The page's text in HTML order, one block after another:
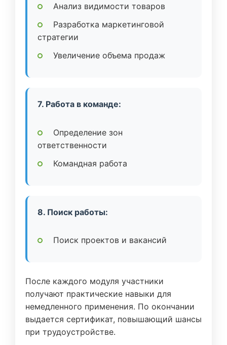
Анализ видимости товаров
Разработка маркетинговой
стратегии
Увеличение объема продаж
7. Работа в команде:
Определение зон
ответственности
Командная работа
8. Поиск работы:
Поиск проектов и вакансий
После каждого модуля участники
получают практические навыки для
немедленного применения. По окончании
выдается сертификат, повышающий шансы
при трудоустройстве.